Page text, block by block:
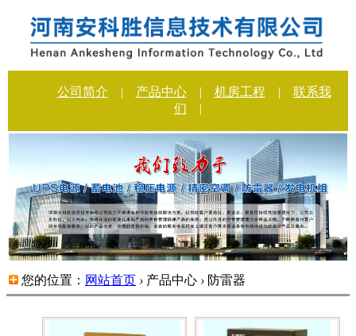
公司简介 | 产品中心 | 机房工程 |
联系我
们
|
您的位置： 网站首页 › 产品中心 › 防雷器